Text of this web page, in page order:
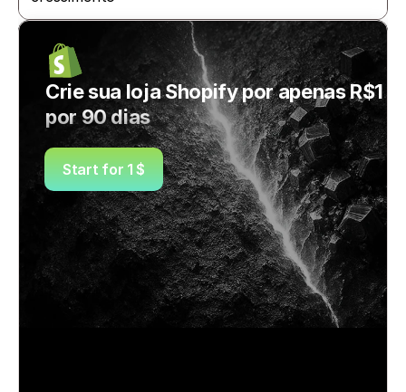
Crie sua loja Shopify por apenas R$1
por 90 dias
Start for 1 $